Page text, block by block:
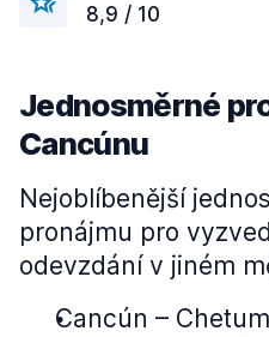
8,9 / 10
Jednosměrné
Cancúnu
Nejoblíbenější
pronájmu pro
odevzdání v jiném
Cancún –⁠⁠⁠⁠⁠⁠